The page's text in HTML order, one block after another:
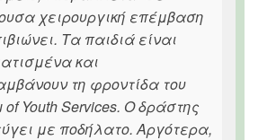
χειρουργική επέμβαση
Τα παιδιά είναι
και
τη φροντίδα του
of Youth Services. Ο δράστης
με ποδήλατο. Αργότερα,